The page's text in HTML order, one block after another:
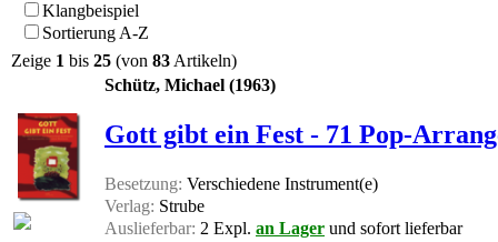
Klangbeispiel
Sortierung A-Z
Zeige 1 bis 25 (von 83Artikeln)
Schütz, Michael (1963)
Gott gibt ein Fest - 71 Pop-
Besetzung: Verschiedene Instrument(e)
Verlag: Strube
Auslieferbar: 2 Expl. an Lager und sofort lieferbar